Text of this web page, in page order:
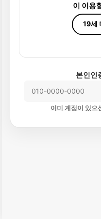
이 이용
19세
본인인
이미 계정이 있으